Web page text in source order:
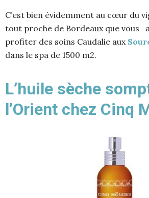
C’est bien évidemment au cœur du
tout proche de Bordeaux que vous
profiter des soins Caudalie aux
dans le spa de 1500 m2.
L’huile sèche
l’Orient chez Cinq